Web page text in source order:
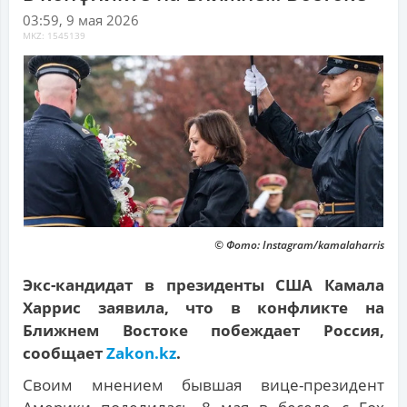
03:59, 9 мая 2026
MKZ: 1545139
© Фото: Instagram/kamalaharris
Экс-кандидат в президенты США Камала
Харрис заявила, что в конфликте на
Ближнем Востоке побеждает Россия,
сообщаетZakon.kz.
Своим мнением бывшая вице-президент